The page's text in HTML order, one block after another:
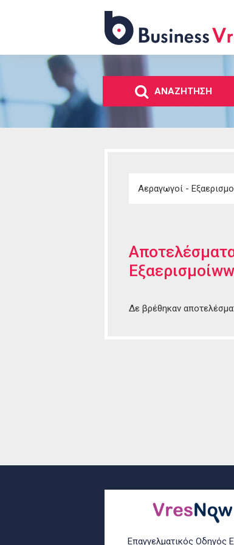
Business
Vres
ΑΝΑΖΗΤΗΣΗ
Δε βρέθηκαν
Επαγγελματικός Οδηγός